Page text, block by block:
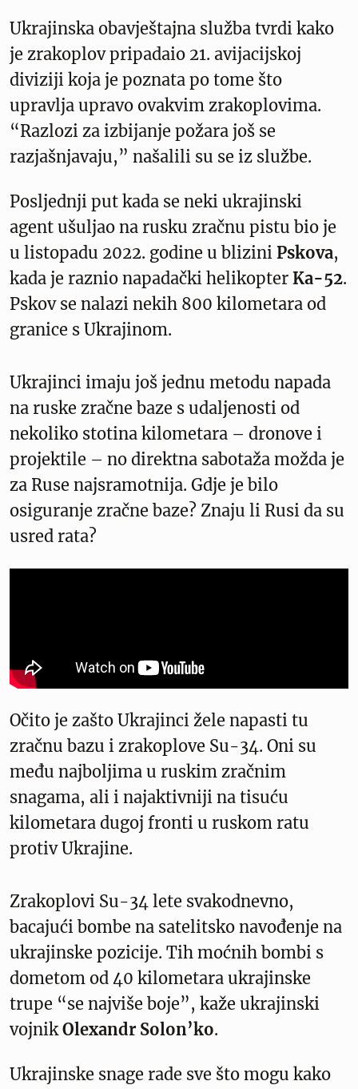
Ukrajinska obavještajna služba tvrdi kako
je zrakoplov pripadaio 21. avijacijskoj
diviziji koja je poznata po tome što
upravlja upravo ovakvim zrakoplovima.
“Razlozi za izbijanje požara još se
razjašnjavaju,” našalili su se iz službe.
Posljednji put kada se neki ukrajinski
agent ušuljao na rusku zračnu pistu bio je
u listopadu 2022. godine u blizini Pskova,
kada je raznio napadački helikopter Ka-52.
Pskov se nalazi nekih 800 kilometara od
granice s Ukrajinom.
Ukrajinci imaju još jednu metodu napada
na ruske zračne baze s udaljenosti od
nekoliko stotina kilometara – dronove i
projektile – no direktna sabotaža možda je
za Ruse najsramotnija. Gdje je bilo
osiguranje zračne baze? Znaju li Rusi da su
usred rata?
Očito je zašto Ukrajinci žele napasti tu
zračnu bazu i zrakoplove Su-34. Oni su
među najboljima u ruskim zračnim
snagama, ali i najaktivniji na tisuću
kilometara dugoj fronti u ruskom ratu
protiv Ukrajine.
Zrakoplovi Su-34 lete svakodnevno,
bacajući bombe na satelitsko navođenje na
ukrajinske pozicije. Tih moćnih bombi s
dometom od 40 kilometara ukrajinske
trupe “se najviše boje”, kaže ukrajinski
vojnik Olexandr Solon’ko.
Ukrajinske snage rade sve što mogu kako